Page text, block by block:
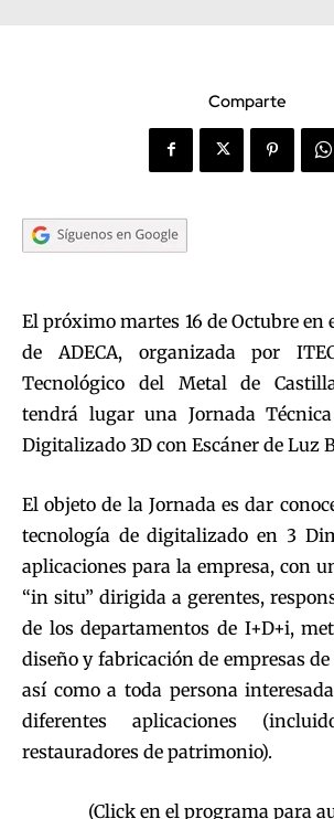
Comparte
El próximo martes 16 de Octubre en
de ADECA, organizada por
Tecnológico del Metal de
tendrá lugar una Jornada
Digitalizado 3D con Escáner de Luz
El objeto de la Jornada es dar
tecnología de digitalizado en 3
aplicaciones para la empresa, con
“in situ” dirigida a gerentes,
de los departamentos de I+D+i,
diseño y fabricación de empresas
así como a toda persona
diferentes aplicaciones
restauradores de patrimonio).
(Click en el programa para